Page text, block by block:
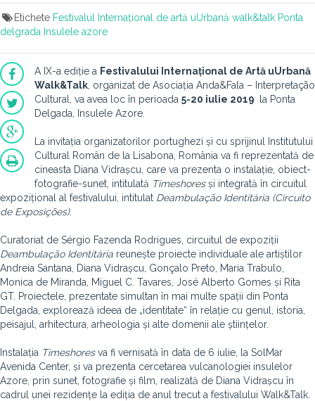
Etichete Festivalul Internațional de artă uUrbană walk&talk Ponta
delgrada Insulele azore
A IX-a ediție a Festivalului Internațional de Artă uUrbană
Walk&Talk , organizat de Asociația Anda&Fala – Interpretação
Cultural, va avea loc în perioada 5-20 iulie 2019
la Ponta
Delgada, Insulele Azore.
La invitația organizatorilor portughezi și cu sprijinul Institutului
Cultural Român de la Lisabona, România va fi reprezentată de
cineasta Diana Vidrașcu, care va prezenta o instalație, obiect-
fotografie-sunet, intitulată Timeshoresși integrată în circuitul
expozițional al festivalului, intitulat Deambulação Identitária (Circuito
de Exposições).
Curatoriat de Sérgio Fazenda Rodrigues, circuitul de expoziții
Deambulação Identitária reunește proiecte individuale ale artiștilor
Andreia Santana, Diana Vidrașcu, Gonçalo Preto, Maria Trabulo,
Monica de Miranda, Miguel C. Tavares, José Alberto Gomes și Rita
GT. Proiectele, prezentate simultan în mai multe spații din Ponta
Delgada, explorează ideea de „identitate“ în relație cu genul, istoria,
peisajul, arhitectura, arheologia și alte domenii ale științelor.
Instalația Timeshoresva fi vernisată în data de 6 iulie, la SolMar
Avenida Center, și va prezenta cercetarea vulcanologiei insulelor
Azore, prin sunet, fotografie și film, realizată de Diana Vidrașcu în
cadrul unei rezidențe la ediția de anul trecut a festivalului Walk&Talk.